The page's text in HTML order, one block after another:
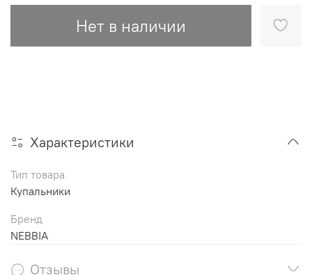
Нет в наличии
Характеристики
Тип товара
Купальники
Бренд
NEBBIA
Отзывы